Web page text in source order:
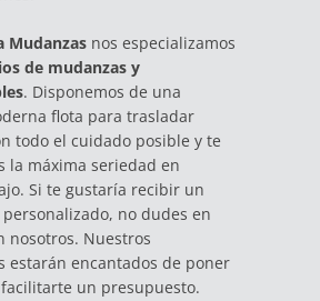
Mudanzas nos especializamos
de mudanzas y
. Disponemos de una
flota para trasladar
todo el cuidado posible y te
la máxima seriedad en
Si te gustaría recibir un
no dudes en
nosotros. Nuestros
estarán encantados de poner
un presupuesto.